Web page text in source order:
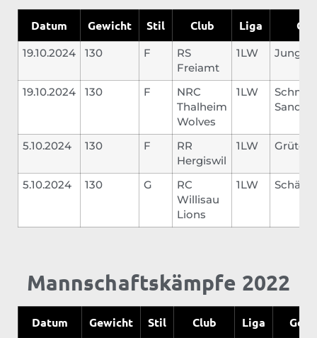
Datum Gewicht Stil Club Liga
19.10.2024 130 F
RS
Freiamt
1LW Jung
19.10.2024 130 F
NRC
Thalheim
Wolves
1LW
Sandro
5.10.2024 130 F
RR
Hergiswil
1LW Grüter
5.10.2024 130 G
RC
Willisau
Lions
1LW
Mannschaftskämpfe 2022
Datum Gewicht Stil Club Liga